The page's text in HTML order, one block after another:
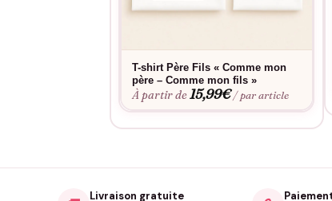
T-shirt Père Fils « Comme mon
père – Comme mon fils »
À partir de15,99€ / par article
Livraison gratuite